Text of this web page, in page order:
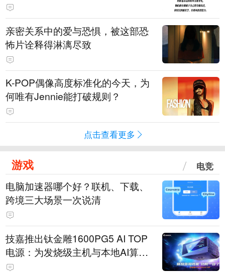
亲密关系中的爱与恐惧，被这部恐
怖片诠释得淋漓尽致
K-POP偶像高度标准化的今天，为
何唯有Jennie能打破规则？
点击查看更多
游戏 电竞
电脑加速器哪个好？联机、下载、
跨境三大场景一次说清
技嘉推出钛金雕1600PG5 AI TOP
电源：为发烧级主机与本地AI算力
打造旗舰供电方案